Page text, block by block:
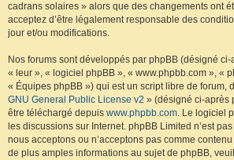
cadrans solaires » alors que des changements ont
acceptez d’être légalement responsable des
jour et/ou modifications.
Nos forums sont développés par phpBB (désigné
« leur », « logiciel phpBB », « www.phpbb.com », «
« Équipes phpBB ») qui est un script libre de forum,
GNU General Public License v2 » (désigné ci-après
être téléchargé depuis www.phpbb.com. Le logiciel
les discussions sur Internet. phpBB Limited n’est
nous acceptons ou n’acceptons pas comme
de plus amples informations au sujet de phpBB,